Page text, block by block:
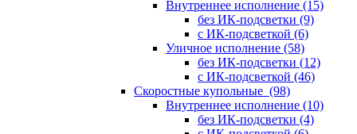
Внутреннее исполнение (15)
без ИК-подсветки (9)
с ИК-подсветкой (6)
Уличное исполнение (58)
без ИК-подсветки (12)
с ИК-подсветкой (46)
Скоростные купольные (98)
Внутреннее исполнение (10)
без ИК-подсветки (4)